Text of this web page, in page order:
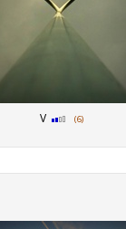
V (6)